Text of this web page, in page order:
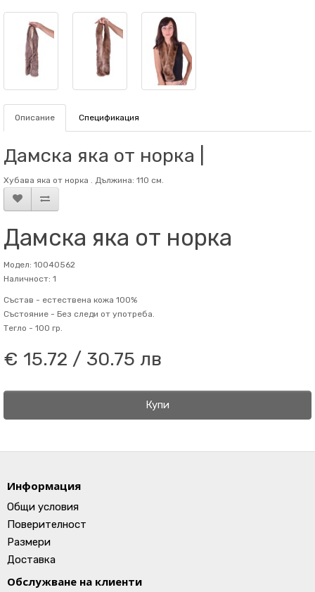
Описание Спецификация
Дамска яка от норка |
Хубава яка от норка . Дължина: 110 см.
Дамска яка от норка
Модел: 10040562
Наличност: 1
Състав - естествена кожа 100%
Състояние - Без следи от употреба.
Тегло - 100 гр.
€ 15.72 / 30.75 лв
Купи
Информация
Общи условия
Поверителност
Размери
Доставка
Обслужване на клиенти